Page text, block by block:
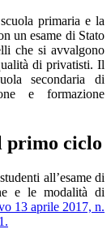
primaria e la
un esame di Stato
che si avvalgono
di privatisti. Il
secondaria di
e formazione
primo ciclo
all’esame di
e le modalità di
13 aprile 2017, n.